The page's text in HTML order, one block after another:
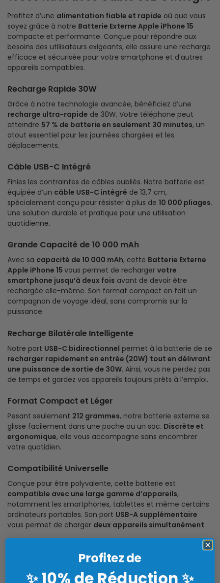
Profitez d’une alimentation fiable et rapide où que vous
soyez grâce à notre Batterie Externe Apple iPhone 15
compacte et performante. Conçue pour répondre aux
besoins des utilisateurs exigeants, elle assure une recharge
efficace et sécurisée pour votre smartphone et d’autres
appareils compatibles.
Recharge Rapide 30W
Grâce à notre technologie avancée, bénéficiez d’une
recharge ultra-rapide de 30W. Votre téléphone peut
atteindre 57 % de batterie en seulement 30 minutes, un
atout essentiel pour les journées chargées et les
déplacements.
Câble USB-C Intégré
Finies les contraintes de câbles oubliés. Notre batterie est
équipée d’un câble USB-C intégré de 13,7 cm,
spécialement conçu pour résister à plus de 10 000 pliages.
Une solution durable et pratique pour une utilisation
quotidienne.
Grande Capacité de 10 000 mAh
Avec sa capacité de 10 000 mAh, cette Batterie Externe
Apple iPhone 15 vous permet de recharger votre
smartphone jusqu’à deux fois avant de devoir être
rechargée elle-même. Son format compact en fait un
compagnon de voyage idéal, sans compromis sur la
puissance.
Recharge Bilatérale Intelligente
Notre port USB-C bidirectionnel permet à la batterie de se
recharger rapidement en entrée (20W) tout en délivrant
une puissance de sortie de 30W. Ainsi, vous ne perdez pas
de temps et gardez vos appareils toujours prêts à l’emploi.
Format Compact et Léger
Pesant seulement 212 grammes, notre batterie externe se
glisse facilement dans une poche ou un sac. Discrète et
ergonomique, elle vous accompagne sans encombrer
votre quotidien.
Compatibilité Universelle
Conçue pour être polyvalente, cette batterie est
compatible avec une large gamme d’appareils,
notamment les smartphones, tablettes et même certains
ordinateurs portables. Son port USB-A supplémentaire
vous permet de charger deux appareils simultanément.
Que ce soit pour un voyage, une journée bien remplie ou
une urgence, cette
Batterie Externe Apple iPhone 15
Profitez de
✨10% de Réduction✨